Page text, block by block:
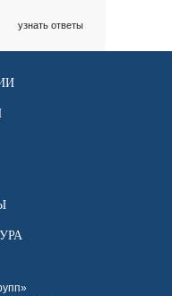
узнать ответы